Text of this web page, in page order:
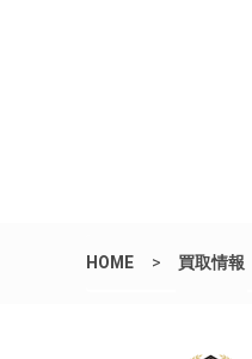
HOME > 買取情報